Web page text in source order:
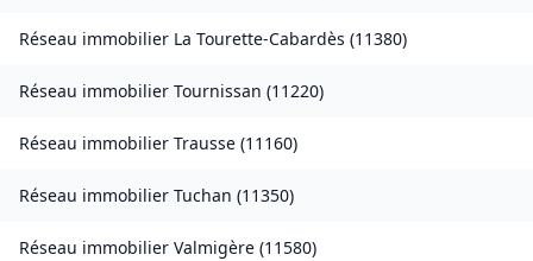
Réseau immobilier La Tourette-Cabardès (11380)
Réseau immobilier Tournissan (11220)
Réseau immobilier Trausse (11160)
Réseau immobilier Tuchan (11350)
Réseau immobilier Valmigère (11580)